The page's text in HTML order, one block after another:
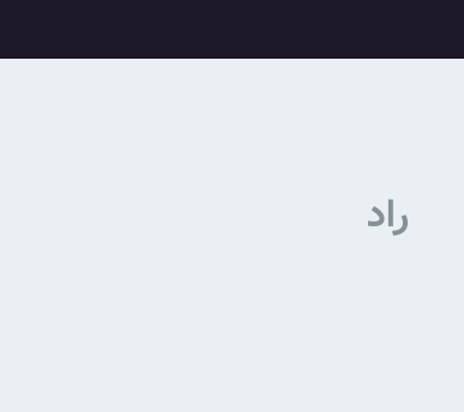
راد